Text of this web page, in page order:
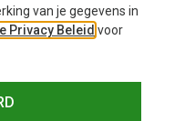
van je gegevens in
Privacy Beleid voor